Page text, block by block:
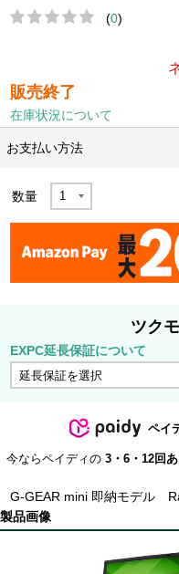
(0)
販売終了
在庫状況について
お支払い方法
数量
ツク
EXPC延長保証について
ペイ
今ならペイディの 3・6・12回
G-GEAR mini 即納モデル
製品画像